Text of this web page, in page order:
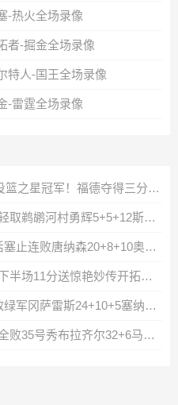
-热火全场录像
者-掘金全场录像
特人-国王全场录像
-雷霆全场录像
全明星：华盛顿神秘人夺投篮之星冠军！福德夺得三分大赛冠军！
🏀夏联-步行者第三节爆发轻取鹈鹕河村勇辉5+5+12斯劳森22分
🏀夏联-热火5人上双轻取活塞止连败唐纳森20+8+10奥科里27分
🏀夏联-杨瀚森13+5+4帽&下半场11分送惊艳妙传开拓者力克掘金
🏀夏联-国王首节仅4分不敌绿军冈萨雷斯24+10+5塞纳克10+12
🏀夏联-雷霆不敌掘金夏联全败35号秀布拉齐尔32+6马拉14+7+6